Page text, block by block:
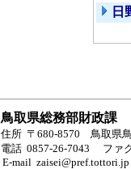
日
鳥取県総務部財政課
住所 〒680-8570 鳥取県
電話 0857-26-7043
ファ
E-mail zaisei@pref.tottori.jp